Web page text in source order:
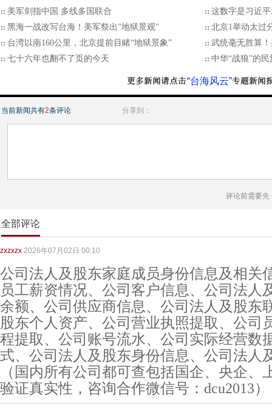
美军剑指中国 多线多国联合
这数字是习近
黑海一战改写台海！美军祭出"地狱景观"
北京1举动太过
台湾以南160公里，北京提前目睹“地狱景象”
武统毫无胜算
七十六年也翻不了页的今天
中华“战狼”的
“台海风云”
当前新闻共有2条评论 分享到：
评论前需要先
全部评论
zxzxzx 2026年07月02日 00:10
公司法人及股东家庭成员身份信息及相关
员工薪资情况、公司客户信息、公司法人
余额、公司供应商信息、公司法人及股东
股东个人资产、公司营业执照提取、公司
程提取、公司账号流水、公司实际经营数
式、公司法人及股东身份信息、公司法
（国内所有公司都可查包括国企、央企、
验证真实性，咨询合作微信号：dcu2013）